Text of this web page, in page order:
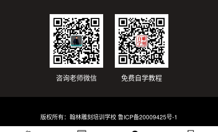
咨询老师微信 免费自学教程
版权所有：翰林雕刻培训学校鲁ICP备20009425号-1